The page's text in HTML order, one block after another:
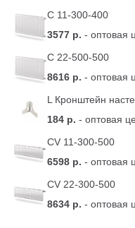
C 11-300-400
3577 р. - оптовая
C 22-500-500
8616 р. - оптовая
L Кронштейн
184 р. - оптовая
CV 11-300-500
6598 р. - оптовая
CV 22-300-500
8634 р. - оптовая